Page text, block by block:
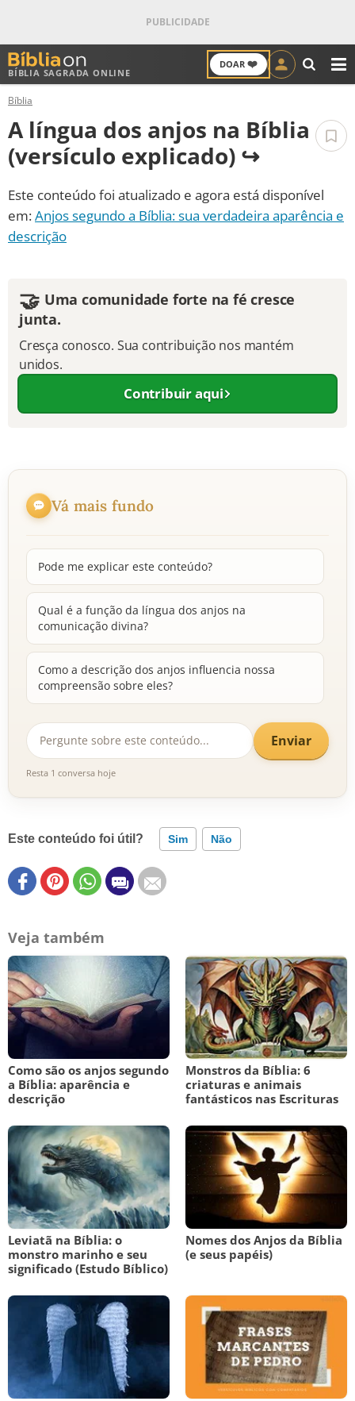
BÍBLIA SAGRADA ONLINE
DOAR ❤️
ANTIGO TESTAMENTO
NOVO TESTAMENTO
VERSÍCULO DO DIA
SALMO DO DIA
DEVOCIONAL DIÁRIO
ESBOÇOS DE PREGAÇÃO
TEMAS
PERGUNTE À BÍBLIA IA
TERMO BÍBLICO
QUEM SOMOS
LOJA BÍBLIAON
Bíblia
A língua dos anjos na Bíblia
(versículo explicado) ↪️
Este conteúdo foi atualizado e agora está disponível
em:Anjos segundo a Bíblia: sua verdadeira aparência e
descrição
🤝 Uma comunidade forte na fé cresce
junta.
Cresça conosco. Sua contribuição nos mantém
unidos.
Contribuir aqui
Vá mais fundo
Pode me explicar este conteúdo?
Qual é a função da língua dos anjos na
comunicação divina?
Como a descrição dos anjos influencia nossa
compreensão sobre eles?
Enviar
Resta 1 conversa hoje
Este conteúdo foi útil? Sim Não
Veja também
Como são os anjos segundo
a Bíblia: aparência e
descrição
Monstros da Bíblia: 6
criaturas e animais
fantásticos nas Escrituras
Leviatã na Bíblia: o
monstro marinho e seu
significado (Estudo Bíblico)
Nomes dos Anjos da Bíblia
(e seus papéis)